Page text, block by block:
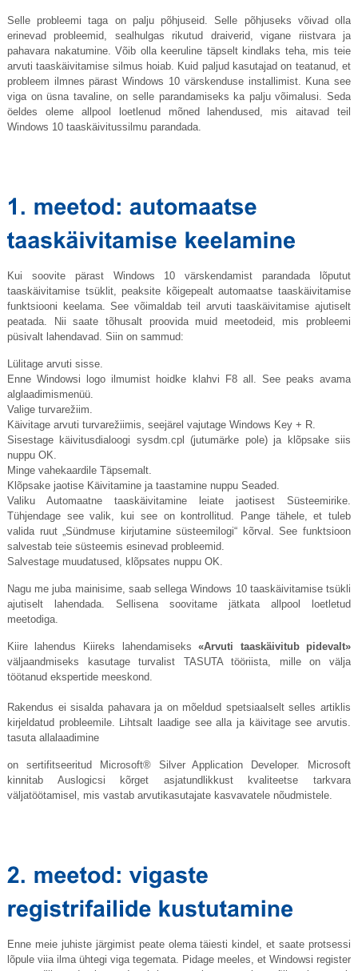
Selle probleemi taga on palju põhjuseid. Selle põhjuseks võivad olla
erinevad probleemid, sealhulgas rikutud draiverid, vigane riistvara ja
pahavara nakatumine. Võib olla keeruline täpselt kindlaks teha, mis teie
arvuti taaskäivitamise silmus hoiab. Kuid paljud kasutajad on teatanud, et
probleem ilmnes pärast Windows 10 värskenduse installimist. Kuna see
viga on üsna tavaline, on selle parandamiseks ka palju võimalusi. Seda
öeldes oleme allpool loetlenud mõned lahendused, mis aitavad teil
Windows 10 taaskäivitussilmu parandada.
Kui soovite pärast Windows 10 värskendamist parandada lõputut
taaskäivitamise tsüklit, peaksite kõigepealt automaatse taaskäivitamise
funktsiooni keelama. See võimaldab teil arvuti taaskäivitamise ajutiselt
peatada. Nii saate tõhusalt proovida muid meetodeid, mis probleemi
püsivalt lahendavad. Siin on sammud:
Lülitage arvuti sisse.
Enne Windowsi logo ilmumist hoidke klahvi F8 all. See peaks avama
alglaadimismenüü.
Valige turvarežiim.
Käivitage arvuti turvarežiimis, seejärel vajutage Windows Key + R.
Sisestage käivitusdialoogi sysdm.cpl
(jutumärke pole) ja klõpsake siis
nuppu OK.
Minge vahekaardile Täpsemalt.
Klõpsake jaotise Käivitamine ja taastamine nuppu Seaded.
Valiku Automaatne taaskäivitamine leiate jaotisest Süsteemirike.
Tühjendage see valik, kui see on kontrollitud. Pange tähele, et tuleb
valida ruut „Sündmuse kirjutamine süsteemilogi“ kõrval. See funktsioon
salvestab teie süsteemis esinevad probleemid.
Salvestage muudatused, klõpsates nuppu OK.
Nagu me juba mainisime, saab sellega Windows 10 taaskäivitamise tsükli
ajutiselt lahendada. Sellisena soovitame jätkata allpool loetletud
meetodiga.
Kiire lahendus Kiireks lahendamiseks«Arvuti taaskäivitub pidevalt»
väljaandmiseks kasutage turvalist TASUTA tööriista, mille on välja
töötanud ekspertide meeskond.
Rakendus ei sisalda pahavara ja on mõeldud spetsiaalselt selles artiklis
kirjeldatud probleemile. Lihtsalt laadige see alla ja käivitage see arvutis.
tasuta allalaadimine
on sertifitseeritud Microsoft® Silver Application Developer. Microsoft
kinnitab Auslogicsi kõrget asjatundlikkust kvaliteetse tarkvara
väljatöötamisel, mis vastab arvutikasutajate kasvavatele nõudmistele.
Enne meie juhiste järgimist peate olema täiesti kindel, et saate protsessi
lõpule viia ilma ühtegi viga tegemata. Pidage meeles, et Windowsi register